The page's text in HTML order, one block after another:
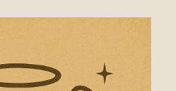
-七行星藥草 (實體)
班-遠距
魔法一
法二
體))
體)